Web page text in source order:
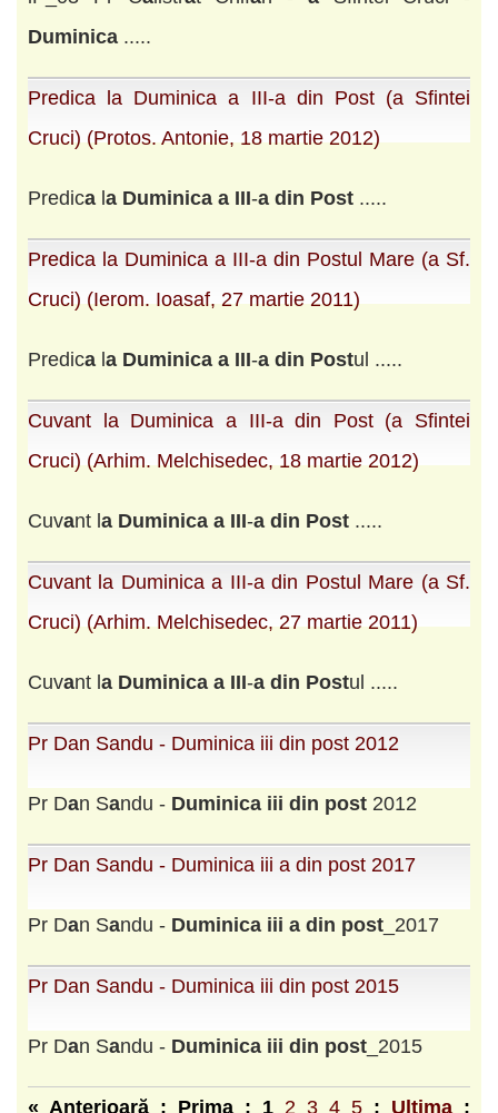
Duminica .....
Predica la Duminica a III-a din Post (a Sfintei
Cruci) (Protos. Antonie, 18 martie 2012)
Predica a Duminica a III-a din Post .....
Predica la Duminica a III-a din Postul Mare (a Sf.
Cruci) (Ierom. Ioasaf, 27 martie 2011)
Predica a Duminica a III-a din Postul .....
Cuvant la Duminica a III-a din Post (a Sfintei
Cruci) (Arhim. Melchisedec, 18 martie 2012)
Cuvant l a Duminica a III-a din Post .....
Cuvant la Duminica a III-a din Postul Mare (a Sf.
Cruci) (Arhim. Melchisedec, 27 martie 2011)
Cuvant l a Duminica a III-a din Postul .....
Pr Dan Sandu - Duminica iii din post 2012
Pr Dan Sandu - Duminica iii din post 2012
Pr Dan Sandu - Duminica iii a din post 2017
Pr Dan Sandu - Duminica iii a din post _2017
Pr Dan Sandu - Duminica iii din post 2015
Pr Dan Sandu - Duminica iii din post _2015
« Anterioară : Prima : 1 2 3 4 5 : Ultima :